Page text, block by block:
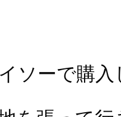
ソーで購入